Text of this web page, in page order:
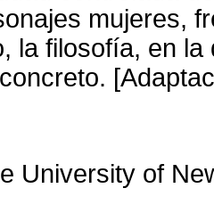
mujeres, frente a los otros
la filosofía, en
University of